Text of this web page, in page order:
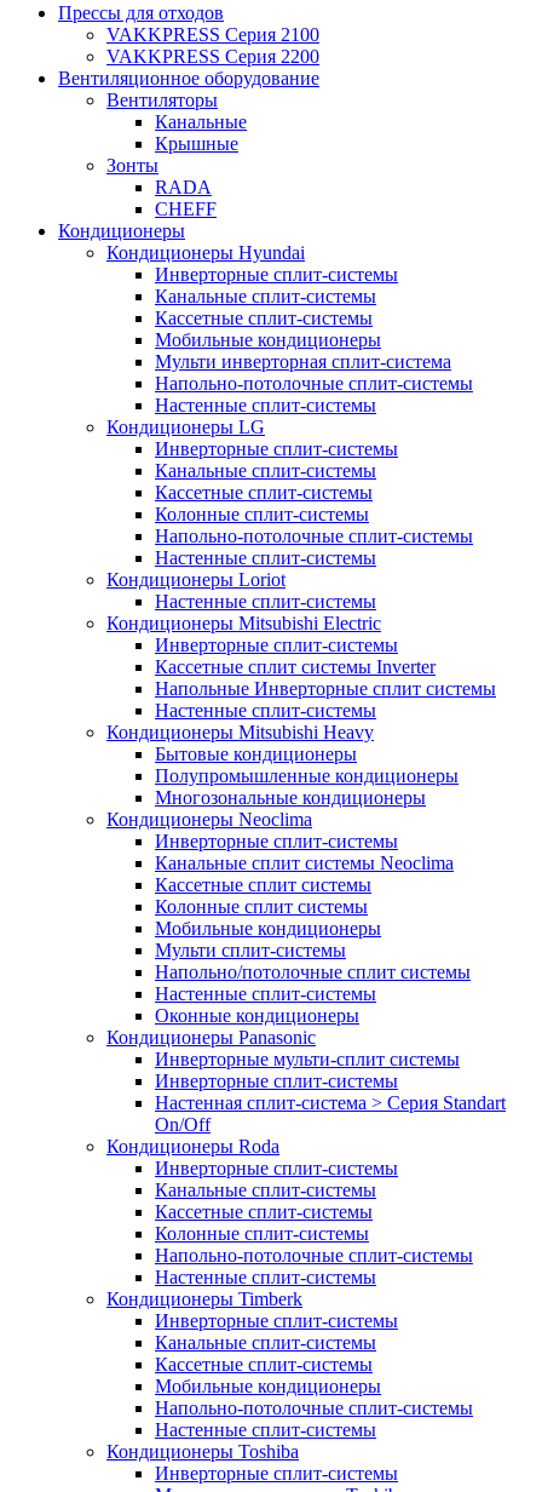
Прессы для отходов
VAKKPRESS Серия 2100
VAKKPRESS Серия 2200
Вентиляционное оборудование
Вентиляторы
Канальные
Крышные
Зонты
RADA
CHEFF
Кондиционеры
Кондиционеры Hyundai
Инверторные сплит-системы
Канальные сплит-системы
Кассетные сплит-системы
Мобильные кондиционеры
Мульти инверторная сплит-система
Напольно-потолочные сплит-системы
Настенные сплит-системы
Кондиционеры LG
Инверторные сплит-системы
Канальные сплит-системы
Кассетные сплит-системы
Колонные сплит-системы
Напольно-потолочные сплит-системы
Настенные сплит-системы
Кондиционеры Loriot
Настенные сплит-системы
Кондиционеры Mitsubishi Electric
Инверторные сплит-системы
Кассетные сплит системы Inverter
Напольные Инверторные сплит системы
Настенные сплит-системы
Кондиционеры Mitsubishi Heavy
Бытовые кондиционеры
Полупромышленные кондиционеры
Многозональные кондиционеры
Кондиционеры Neoclima
Инверторные сплит-системы
Канальные сплит системы Neoclima
Кассетные сплит системы
Колонные сплит системы
Мобильные кондиционеры
Мульти сплит-системы
Напольно/потолочные сплит системы
Настенные сплит-системы
Оконные кондиционеры
Кондиционеры Panasonic
Инверторные мульти-сплит системы
Инверторные сплит-системы
Настенная сплит-система > Серия Standart
On/Off
Кондиционеры Roda
Инверторные сплит-системы
Канальные сплит-системы
Кассетные сплит-системы
Колонные сплит-системы
Напольно-потолочные сплит-системы
Настенные сплит-системы
Кондиционеры Timberk
Инверторные сплит-системы
Канальные сплит-системы
Кассетные сплит-системы
Мобильные кондиционеры
Напольно-потолочные сплит-системы
Настенные сплит-системы
Кондиционеры Toshiba
Инверторные сплит-системы